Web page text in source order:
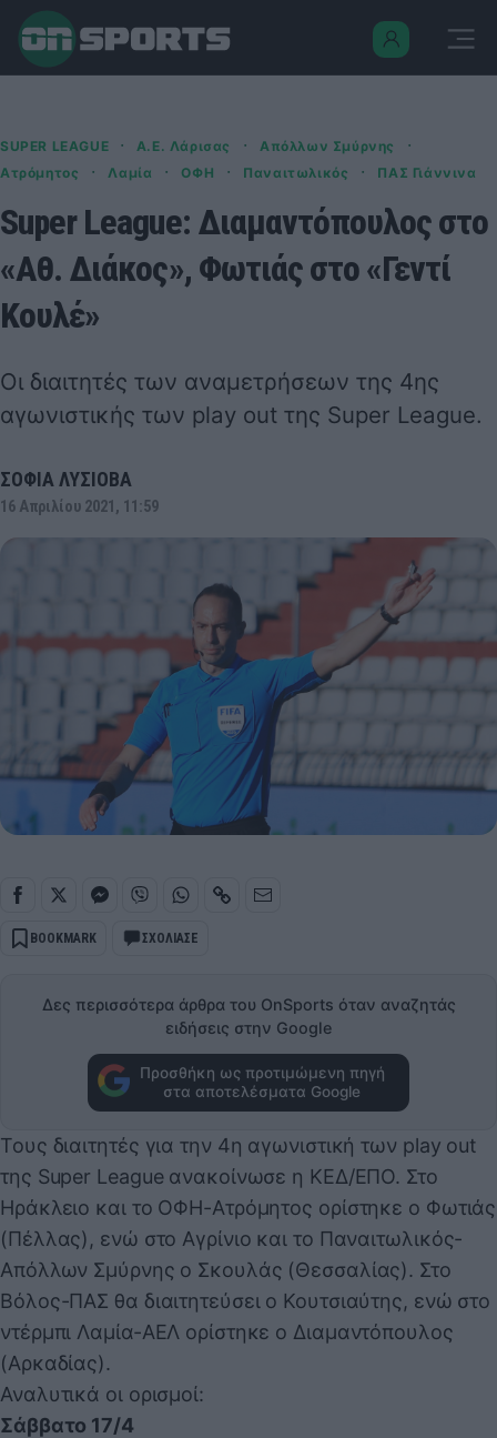
SUPER LEAGUE · Α.Ε. Λάρισας · Απόλλων Σμύρνης ·
Ατρόμητος · Λαμία · ΟΦΗ · Παναιτωλικός · ΠΑΣ Γιάννινα
Super League: Διαμαντόπουλος στο
«Αθ. Διάκος», Φωτιάς στο «Γεντί
Κουλέ»
Οι διαιτητές των αναμετρήσεων της 4ης
αγωνιστικής των play out της Super League.
ΣΟΦΙΑ ΛΥΣΙΟΒΑ
16 Απριλίου 2021, 11:59
BOOKMARK ΣΧΟΛΙΑΣΕ
Δες περισσότερα άρθρα του OnSports όταν αναζητάς
ειδήσεις στην Google
Προσθήκη ως προτιμώμενη πηγή
στα αποτελέσματα Google
Τους διαιτητές για την 4η αγωνιστική των play out
της Super League ανακοίνωσε η ΚΕΔ/ΕΠΟ. Στο
Ηράκλειο και το ΟΦΗ-Ατρόμητος ορίστηκε ο Φωτιάς
(Πέλλας), ενώ στο Αγρίνιο και το Παναιτωλικός-
Απόλλων Σμύρνης ο Σκουλάς (Θεσσαλίας). Στο
Βόλος-ΠΑΣ θα διαιτητεύσει ο Κουτσιαύτης, ενώ στο
ντέρμπι Λαμία-ΑΕΛ ορίστηκε ο Διαμαντόπουλος
(Αρκαδίας).
Αναλυτικά οι ορισμοί:
Σάββατο 17/4